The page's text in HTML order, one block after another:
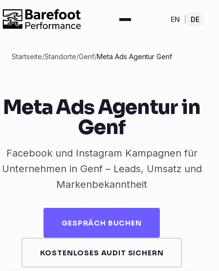
EN DE
Startseite/Standorte/Genf/Meta Ads Agentur Genf
Meta Ads Agentur in
Genf
Facebook und Instagram Kampagnen für
Unternehmen in Genf – Leads, Umsatz und
Markenbekanntheit
GESPRÄCH BUCHEN
KOSTENLOSES AUDIT SICHERN